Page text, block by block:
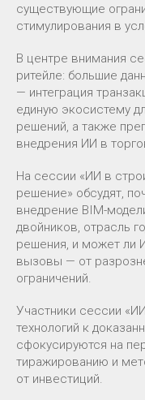
существующие
стимулирования в
В центре внимания
ритейле: большие
— интеграция
единую экосистему
решений, а также
внедрения ИИ в
На сессии «ИИ в
решение» обсудят,
внедрение BIM-
двойников, отрасль
решения, и может ли
вызовы — от
ограничений.
Участники сессии
технологий к
сфокусируются на
тиражированию и
от инвестиций.